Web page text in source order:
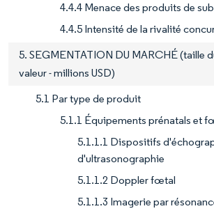
4.4.4 Menace des produits de
4.4.5 Intensité de la rivalité
5. SEGMENTATION DU MARCHÉ (taille
valeur - millions USD)
5.1 Par type de produit
5.1.1 Équipements prénatals et
5.1.1.1 Dispositifs
d'ultrasonographie
5.1.1.2 Doppler fœtal
5.1.1.3 Imagerie par